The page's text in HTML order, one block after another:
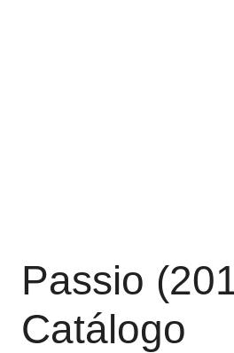
Passio
Catálogo